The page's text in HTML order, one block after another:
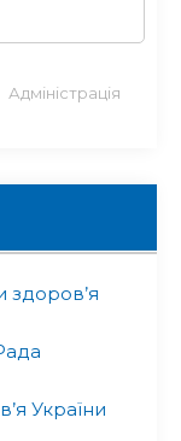
Адміністрація
здоров’я
України